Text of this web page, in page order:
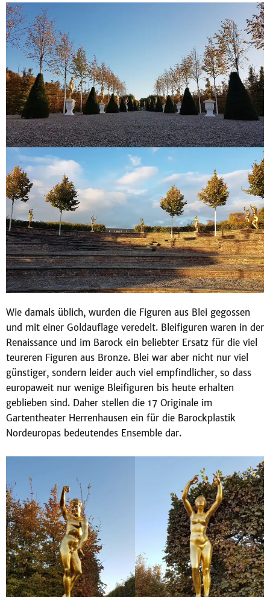
Wie damals üblich, wurden die Figuren aus Blei gegossen
und mit einer Goldauflage veredelt. Bleifiguren waren in der
Renaissance und im Barock ein beliebter Ersatz für die viel
teureren Figuren aus Bronze. Blei war aber nicht nur viel
günstiger, sondern leider auch viel empfindlicher, so dass
europaweit nur wenige Bleifiguren bis heute erhalten
geblieben sind. Daher stellen die 17 Originale im
Gartentheater Herrenhausen ein für die Barockplastik
Nordeuropas bedeutendes Ensemble dar.